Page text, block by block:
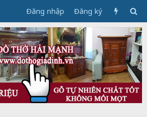
Đăng nhập Đăng ký